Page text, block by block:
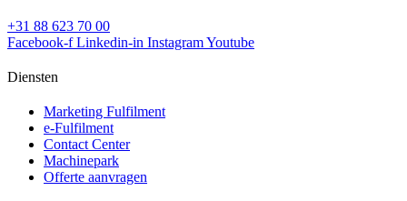
+31 88 623 70 00
Facebook-f Linkedin-in InstagramYoutube
Diensten
Marketing Fulfilment
e-Fulfilment
Contact Center
Machinepark
Offerte aanvragen